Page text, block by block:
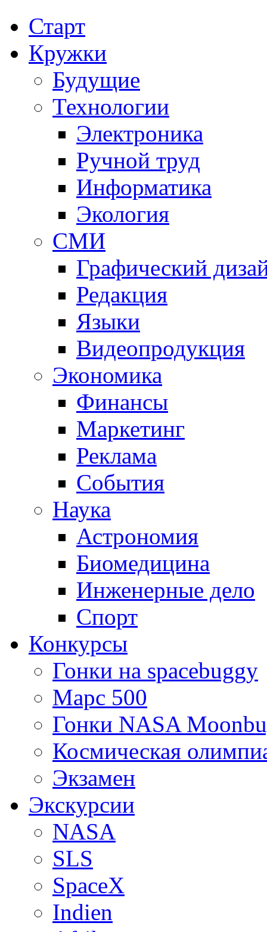
Старт
Кружки
Будущие
Технологии
Электроника
Ручной труд
Информатика
Экология
СМИ
Графический
Редакция
Языки
Видеопродукция
Экономика
Финансы
Маркетинг
Реклама
События
Наука
Астрономия
Биомедицина
Инженерные дело
Спорт
Конкурсы
Гонки на spacebuggy
Марс 500
Гонки NASA
Космическая
Экзамен
Экскурсии
NASA
SLS
SpaceX
Indien